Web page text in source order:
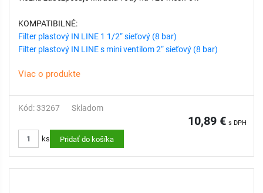
KOMPATIBILNÉ:
Filter plastový IN LINE 1 1/2“ sieťový (8 bar)
Filter plastový IN LINE s mini ventilom 2“ sieťový (8 bar)
Viac o produkte
Kód: 33267 Skladom
10,89 € s DPH
ks Pridať do košíka